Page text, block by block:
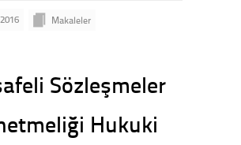
Makaleler
Sözleşmeler
Hukuki